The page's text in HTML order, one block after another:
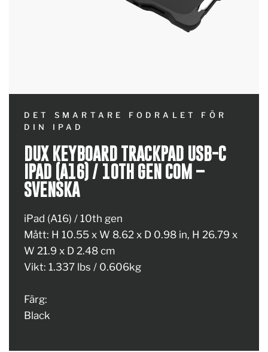
DET SMARTARE FODRALET FÖR
DIN IPAD
DUX KEYBOARD TRACKPAD USB-C
IPAD (A16) / 10TH GEN COM –
SVENSKA
iPad (A16) / 10th gen
Mått: H 10.55 x W 8.62 x D 0.98 in, H 26.79 x
W 21.9 x D 2.48 cm
Vikt: 1.337 lbs / 0.606kg
Färg:
Black